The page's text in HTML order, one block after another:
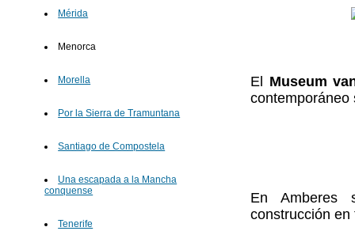
Mérida
Menorca
Morella
Por la Sierra de Tramuntana
Santiago de Compostela
Una escapada a la Mancha
conquense
Tenerife
El Museum
contemporáneo
En Amberes
construcción